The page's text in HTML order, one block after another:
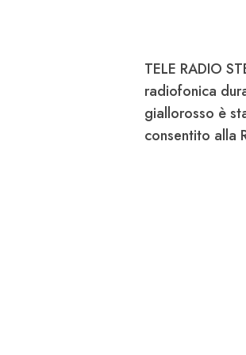
TELE RADIO
radiofonica
giallorosso è
consentito alla